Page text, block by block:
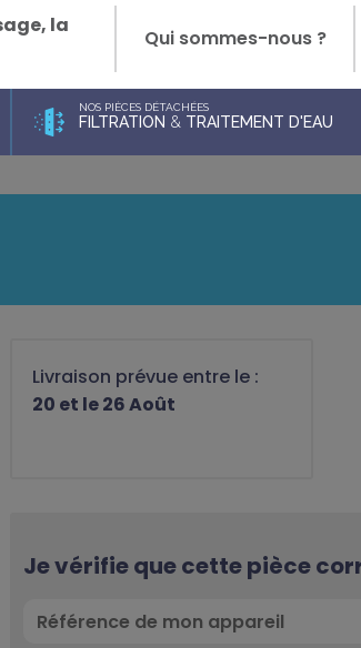
la
Qui sommes-nous ?
NOS PIÈCES DÉTACHÉES
FILTRATION & TRAITEMENT D'EAU
Livraison prévue entre le :
20 et le 26 Août
Je vérifie que cette pièce